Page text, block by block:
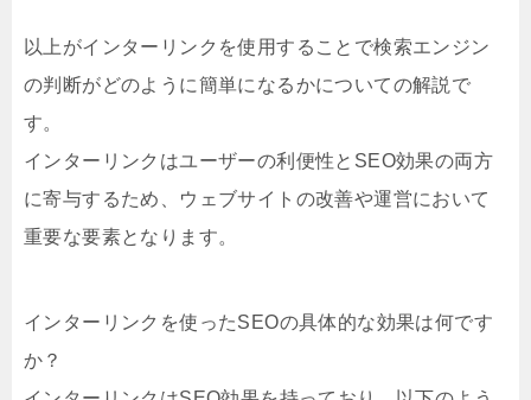
以上がインターリンクを使用することで検索エンジン
の判断がどのように簡単になるかについての解説で
す。
インターリンクはユーザーの利便性とSEO効果の両方
に寄与するため、ウェブサイトの改善や運営において
重要な要素となります。
インターリンクを使ったSEOの具体的な効果は何です
か？